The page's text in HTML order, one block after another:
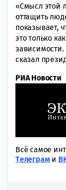
«Смысл этой
оттащить
показывает,
это только
сказал
РИА Новости
Всё самое
Tелеграми